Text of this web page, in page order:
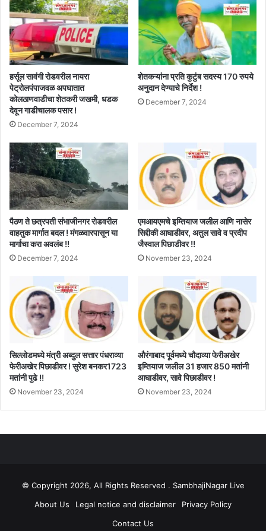
हर्सूल सावंगी रोडवरील नायरा
पेट्रोलपंपाजवळ अपघातात
कोलठाणवाडीचा शेतकरी जखमी, धडक
देवून गाडीचालक पसार !
December 7, 2024
शेतकऱ्यांना प्रति कुटुंब सदस्य 170 रुपये
अनुदान देण्याचे निर्देश !
December 7, 2024
पैठण ते छत्रपती संभाजीनगर रोडवरील
वाहतुक मार्गात बदल ! मंगळवारपासून या
मार्गाचा करा अवलंब !!
December 7, 2024
एमआयएमचे इम्तियाज जलील आणि नासेर
सिद्दीकी आघाडीवर, अतुल सावे व प्रदीप
जैस्वाल पिछाडीवर !!
November 23, 2024
सिल्लोडमध्ये मंत्री अब्दुल सत्तार पंधराव्या
फेरीअखेर पिछाडीवर ! सुरेश बनकर1723
मतांनी पुढे !!
November 23, 2024
औरंगाबाद पूर्वमध्ये चौदाव्या फेरीअखेर
इम्तियाज जलील 31 हजार 850 मतांनी
आघाडीवर, सावे पिछाडीवर !
November 23, 2024
© Copyright 2026, All Rights Reserved . SambhajiNagar Live
About Us
Legal notice and disclaimer
Privacy Policy
Contact Us